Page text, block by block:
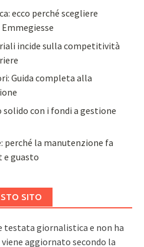
ecco perché scegliere
incide sulla competitività
Guida completa alla
con i fondi a gestione
la manutenzione fa
e guasto
SITO
testata giornalistica e non ha
aggiornato secondo la